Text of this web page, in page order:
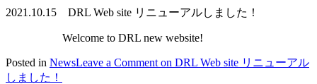
2021.10.15 DRL Web site リニューアルしました！
Welcome to DRL new website!
Posted in NewsLeave a Comment on DRL Web site リニューアル
しました！